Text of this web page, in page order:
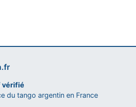
vérifié
du tango argentin en France